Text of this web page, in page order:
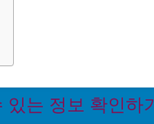
는 정보 확인하기